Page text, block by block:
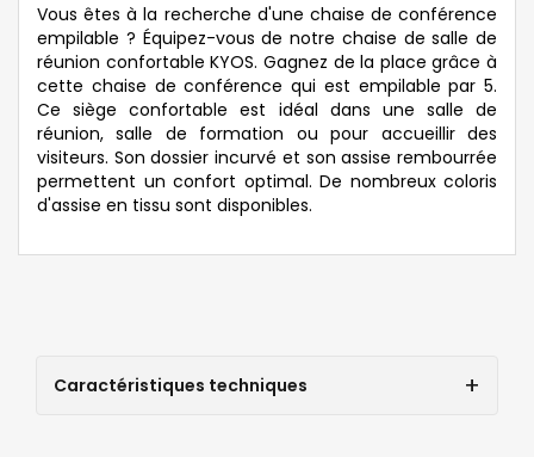
Vous êtes à la recherche d'une chaise de conférence
empilable ? Équipez-vous de notre chaise de salle de
réunion confortable KYOS. Gagnez de la place grâce à
cette chaise de conférence qui est empilable par 5.
Ce siège confortable est idéal dans une salle de
réunion, salle de formation ou pour accueillir des
visiteurs. Son dossier incurvé et son assise rembourrée
permettent un confort optimal. De nombreux coloris
d'assise en tissu sont disponibles.
Caractéristiques techniques